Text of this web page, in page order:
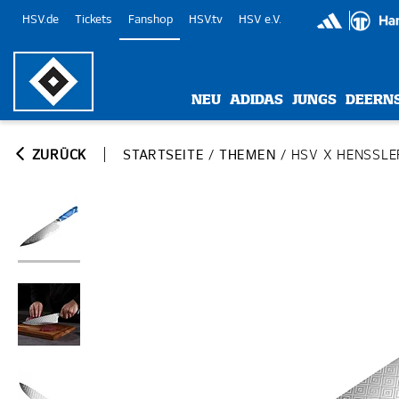
HSV.de Tickets Fanshop HSV.tv HSV e.V.
NEU ADIDAS JUNGS
ZURÜCK STARTSEITE / THEMEN / HSV X